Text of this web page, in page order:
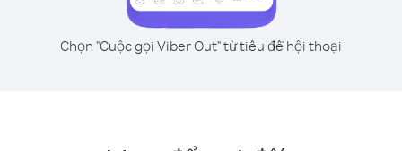
Chọn "Cuộc gọi Viber Out" từ tiêu đề hội thoại